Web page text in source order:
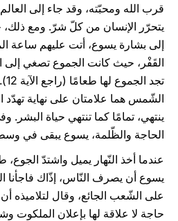
قرب الله ومحبّته، وقد جاء إلى
يتحرّر الإنسان من كلّ شرّ. ومع ذلك،
إلى بشارة يسوع، أتت عليهم ساعة
القَفْر، حيث كانت الجموع تصغي إلى
الشّمس هما علامتان على نهاية تهدّد
ينتهي، تمامًا كما تنتهي حياة
الحاجة والظّلمة، يسوع يبقى في
عندما أخذ النّهار يميل واشتدّ
يسوع أن يصرف النّاس، إذّاك فاجأنا
على الشّعب الجائع، وقال لتلاميذه
حاجة لا علاقة لها بإعلان الملكوت